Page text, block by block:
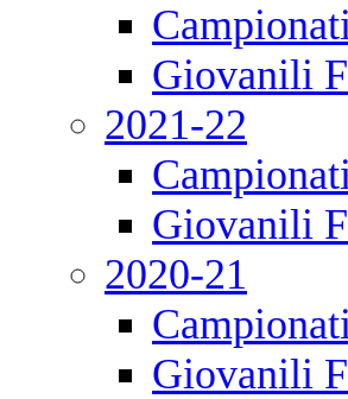
Giovanili
2021-22
Giovanili
2020-21
Giovanili